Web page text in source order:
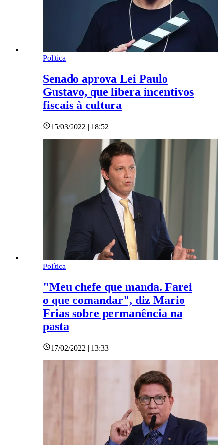
Política
Senado aprova Lei Paulo
Gustavo, que libera incentivos
fiscais à cultura
15/03/2022 | 18:52
Política
"Meu chefe que manda. Farei
o que comandar", diz Mario
Frias sobre permanência na
pasta
17/02/2022 | 13:33